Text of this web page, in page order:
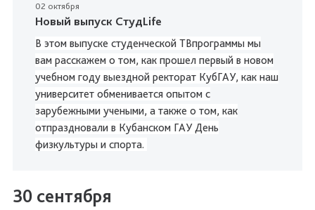
02 октября
Новый выпуск СтудLife
В этом выпуске студенческой ТВпрограммы мы
вам расскажем о том, как прошел первый в новом
учебном году выездной ректорат КубГАУ, как наш
университет обменивается опытом с
зарубежными учеными, а также о том, как
отпраздновали в Кубанском ГАУ День
физкультуры и спорта.
30 сентября